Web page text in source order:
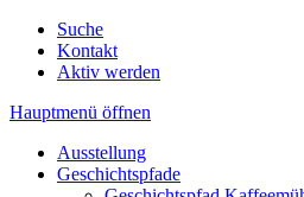
Suche
Kontakt
Aktiv werden
Hauptmenü öffnen
Ausstellung
Geschichtspfade